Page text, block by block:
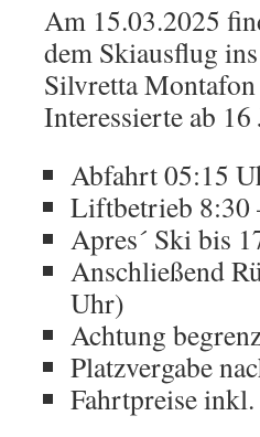
Am 15.03.2025
dem Skiausflug
Silvretta
Interessierte ab 16
Abfahrt 05:15
Liftbetrieb 8:30
Apres´ Ski bis
Anschließend
Uhr)
Achtung
Platzvergabe
Fahrtpreise